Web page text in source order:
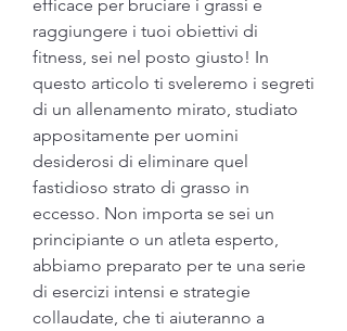
efficace per bruciare i grassi e
raggiungere i tuoi obiettivi di
fitness, sei nel posto giusto! In
questo articolo ti sveleremo i segreti
di un allenamento mirato, studiato
appositamente per uomini
desiderosi di eliminare quel
fastidioso strato di grasso in
eccesso. Non importa se sei un
principiante o un atleta esperto,
abbiamo preparato per te una serie
di esercizi intensi e strategie
collaudate, che ti aiuteranno a